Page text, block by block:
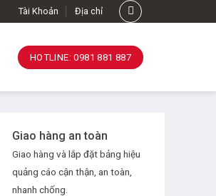
Tài Khoản Địa chỉ
HOTLINE: 0981 881 887
Giao hàng an toàn
Giao hàng và lắp đặt bảng hiệu
quảng cáo cận thận, an toàn,
nhanh chống.